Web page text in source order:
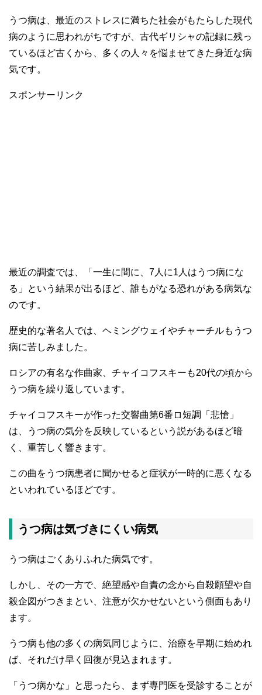
うつ病は、最近のストレスに満ちた社会がもたらした現代
病のように思われがちですが、古代ギリシャの記録に残っ
ているほど古くから、多くの人々を悩ませてきた身近な病
気です。
スポンサーリンク
最近の調査では、「一生に間に、7人に1人はうつ病にな
る」という結果が出るほど、誰もがなる恐れがある病気な
のです。
歴史的な著名人では、ヘミングウェイやチャーチルもうつ
病に苦しみました。
ロシアの有名な作曲家、チャイコフスキーも20代の頃から
うつ病を繰り返しています。
チャイコフスキーが作った交響曲第6番ロ短調「悲愴」
は、うつ病の気分を反映しているという説があるほど暗
く、重苦しく響きます。
この曲をうつ病患者に聞かせると症状が一時的に悪くなる
といわれているほどです。
うつ病は気づきにくい病気
うつ病はごくありふれた病気です。
しかし、その一方で、絶望感や自責の念から自殺願望や自
殺企図がつきまとい、注意が欠かせないという側面もあり
ます。
うつ病も他の多くの病気同じように、治療を早期に始めれ
ば、それだけ早く回復が見込まれます。
「うつ病かな」と思ったら、まず専門医を受診することが